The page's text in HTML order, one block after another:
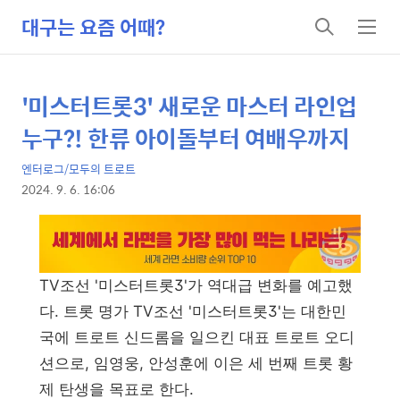
대구는 요즘 어때?
검
색
메
뉴
상
세
컨
텐
본
문
제
목
'미스터트롯3' 새로운 마스터 라인업
누구?! 한류 아이돌부터 여배우까지
엔터로그/모두의 트로트
2024. 9. 6. 16:06
TV조선 '미스터트롯3'가 역대급 변화를 예고했
다. 트롯 명가 TV조선 '미스터트롯3'는 대한민
국에 트로트 신드롬을 일으킨 대표 트로트 오디
션으로, 임영웅, 안성훈에 이은 세 번째 트롯 황
제 탄생을 목표로 한다.